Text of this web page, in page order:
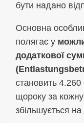
бути надано
Основна
полягає у
додаткової
становить
щороку за
збільшується